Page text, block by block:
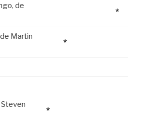
de
*
Martin
*
Steven
*